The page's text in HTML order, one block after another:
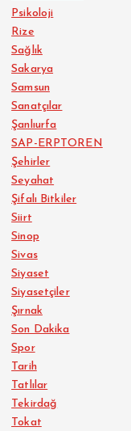
Psikoloji
Rize
Sağlık
Sakarya
Samsun
Sanatçılar
Şanlıurfa
SAP-ERPTOREN
Şehirler
Seyahat
Şifalı Bitkiler
Siirt
Sinop
Sivas
Siyaset
Siyasetçiler
Şırnak
Son Dakika
Spor
Tarih
Tatlılar
Tekirdağ
Tokat